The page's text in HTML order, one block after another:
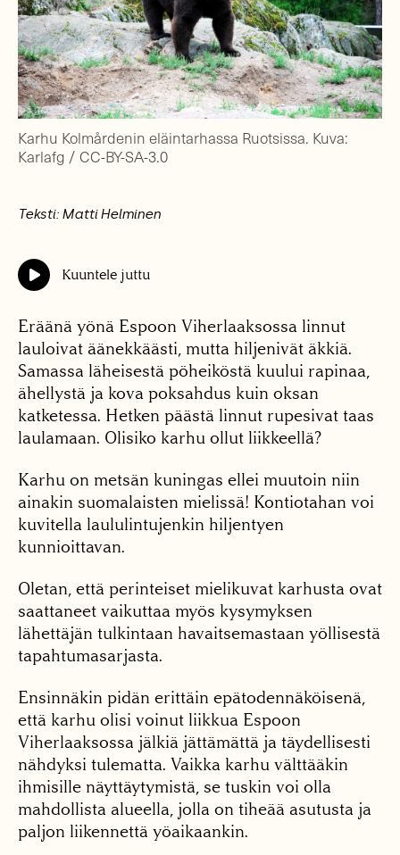
Karhu Kolmårdenin eläintarhassa Ruotsissa. Kuva:
Karlafg / CC-BY-SA-3.0
Teksti: Matti Helminen
Kuuntele juttu
Eräänä yönä Espoon Viherlaaksossa linnut
lauloivat äänekkäästi, mutta hiljenivät äkkiä.
Samassa läheisestä pöheiköstä kuului rapinaa,
ähellystä ja kova poksahdus kuin oksan
katketessa. Hetken päästä linnut rupesivat taas
laulamaan. Olisiko karhu ollut liikkeellä?
Karhu on metsän kuningas ellei muutoin niin
ainakin suomalaisten mielissä! Kontiotahan voi
kuvitella laululintujenkin hiljentyen
kunnioittavan.
Oletan, että perinteiset mielikuvat karhusta ovat
saattaneet vaikuttaa myös kysymyksen
lähettäjän tulkintaan havaitsemastaan yöllisestä
tapahtumasarjasta.
Ensinnäkin pidän erittäin epätodennäköisenä,
että karhu olisi voinut liikkua Espoon
Viherlaaksossa jälkiä jättämättä ja täydellisesti
nähdyksi tulematta. Vaikka karhu välttääkin
ihmisille näyttäytymistä, se tuskin voi olla
mahdollista alueella, jolla on tiheää asutusta ja
paljon liikennettä yöaikaankin.